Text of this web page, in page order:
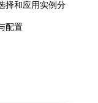
择和应用实例分
配置